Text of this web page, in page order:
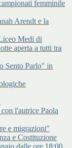
femminile
Arendt e la
Medi di
aperta a tutti tra
Sento Parlo" in
l'autrice Paola
e migrazioni"
e Costituzione